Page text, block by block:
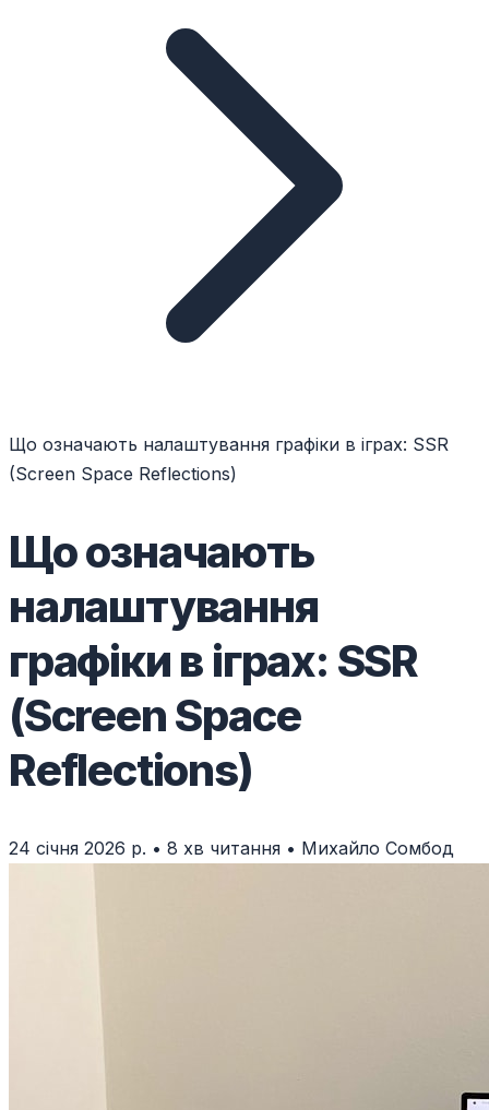
Що означають налаштування графіки в іграх: SSR
(Screen Space Reflections)
Що означають
налаштування
графіки в іграх: SSR
(Screen Space
Reflections)
24 січня 2026 р. • 8 хв читання • Михайло Сомбод